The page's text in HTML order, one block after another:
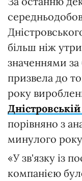
більш ніж
значеннями за
призвела до
року
порівняно з
минулого
«У зв'язку із
компанією